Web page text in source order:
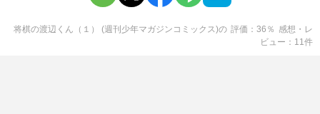
将棋の渡辺くん（１） (週刊少年マガジンコミックス)の 評価 36 ％ 感想・レ
ビュー
11 件